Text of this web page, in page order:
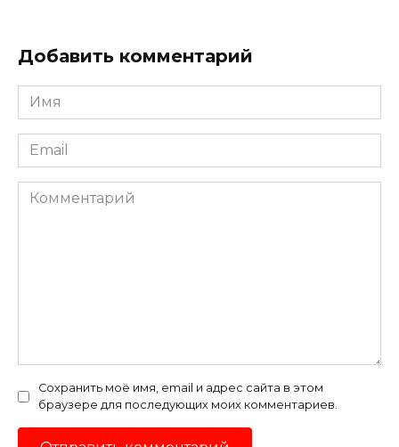
Добавить комментарий
Имя
*
Email
*
Комментарий
Сохранить моё имя, email и адрес сайта в этом
браузере для последующих моих комментариев.